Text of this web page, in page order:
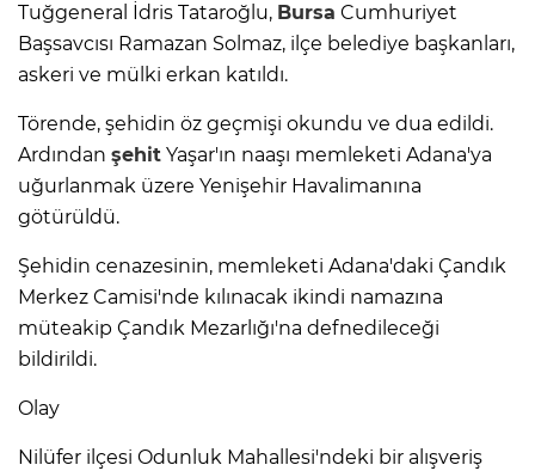
Tuğgeneral İdris Tataroğlu, Bursa Cumhuriyet
Başsavcısı Ramazan Solmaz, ilçe belediye başkanları,
askeri ve mülki erkan katıldı.
Törende, şehidin öz geçmişi okundu ve dua edildi.
Ardından şehit Yaşar'ın naaşı memleketi Adana'ya
uğurlanmak üzere Yenişehir Havalimanına
götürüldü.
Şehidin cenazesinin, memleketi Adana'daki Çandık
Merkez Camisi'nde kılınacak ikindi namazına
müteakip Çandık Mezarlığı'na defnedileceği
bildirildi.
Olay
Nilüfer ilçesi Odunluk Mahallesi'ndeki bir alışveriş